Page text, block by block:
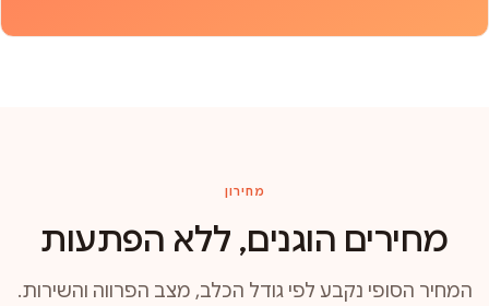
מחירון
מחירים הוגנים, ללא הפתעות
המחיר הסופי נקבע לפי גודל הכלב, מצב הפרווה והשירות.